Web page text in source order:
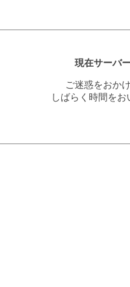
現在サーバ
ご迷惑をおか
しばらく時間を